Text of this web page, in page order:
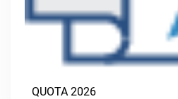
QUOTA 2026